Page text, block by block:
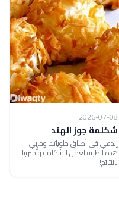
2026-07-08
شكلمة جوز الهند
إبدعي في أطباق حلوياتكِ وجربي
هذه الطرية لعمل الشكلمة وأخبرينا
بالنتائج!